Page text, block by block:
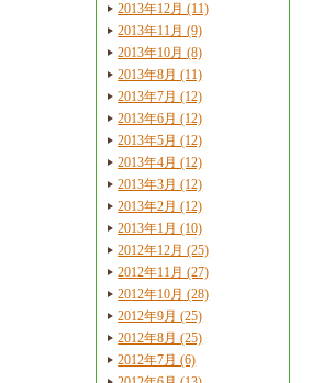
2013年12月 (11)
2013年11月 (9)
2013年10月 (8)
2013年8月 (11)
2013年7月 (12)
2013年6月 (12)
2013年5月 (12)
2013年4月 (12)
2013年3月 (12)
2013年2月 (12)
2013年1月 (10)
2012年12月 (25)
2012年11月 (27)
2012年10月 (28)
2012年9月 (25)
2012年8月 (25)
2012年7月 (6)